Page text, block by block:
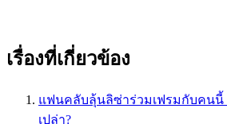
เรื่องที่เกี่ยวข้อง
แฟนคลับลุ้นลิซ่าร่วมเฟรมกับคนนี้
เปล่า?